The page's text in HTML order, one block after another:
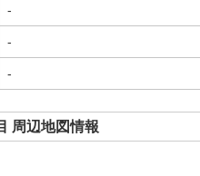
-
-
-
周辺地図情報